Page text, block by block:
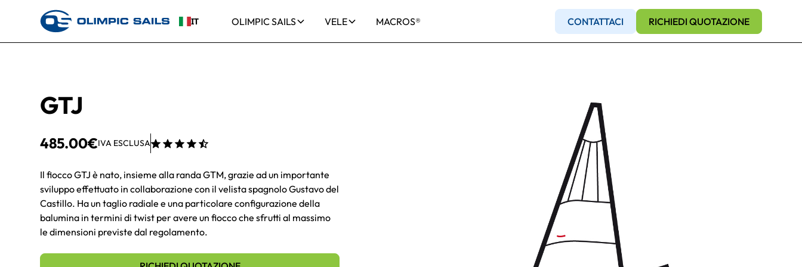
IT OLIMPIC SAILS VELE MACROS® CONTATTACI RICHIEDI QUOTAZIONE
GTJ
485.00€IVA ESCLUSA
Il fiocco GTJ è nato, insieme alla randa GTM, grazie ad un importante
sviluppo effettuato in collaborazione con il velista spagnolo Gustavo del
Castillo. Ha un taglio radiale e una particolare configurazione della
balumina in termini di twist per avere un fiocco che sfrutti al massimo
le dimensioni previste dal regolamento.